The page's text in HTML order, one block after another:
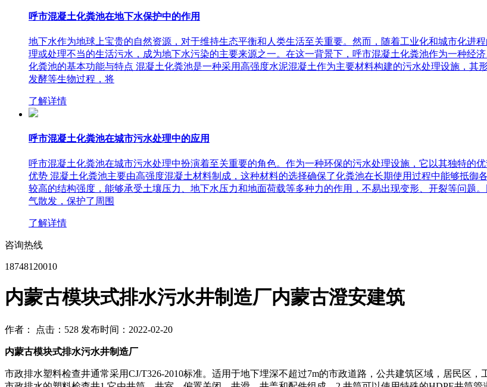
呼市混凝土化粪池在地下水保护中的作用
地下水作为地球上宝贵的自然资源，对于维持生态平衡和人类生活至关重要。然而，随着工业化和城市化进
理或处理不当的生活污水，成为地下水污染的主要来源之一。在这一背景下，呼市混凝土化粪池作为一种经
化粪池的基本功能与特点 混凝土化粪池是一种采用高强度水泥混凝土作为主要材料构建的污水处理设施，
发酵等生物过程，将
了解详情
呼市混凝土化粪池在城市污水处理中的应用
呼市混凝土化粪池在城市污水处理中扮演着至关重要的角色。作为一种环保的污水处理设施，它以其独特的
优势 混凝土化粪池主要由高强度混凝土材料制成，这种材料的选择确保了化粪池在长期使用过程中能够抵
较高的结构强度，能够承受土壤压力、地下水压力和地面荷载等多种力的作用，不易出现变形、开裂等问题
气散发，保护了周围
了解详情
咨询热线
18748120010
内蒙古模块式排水污水井制造厂内蒙古澄安建筑
作者： 点击：528 发布时间：2022-02-20
内蒙古模块式排水污水井制造厂
市政排水塑料检查井通常采用CJ/T326-2010标准。适用于地下埋深不超过7m的市政道路，公共建筑区域，居民区